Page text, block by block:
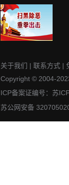
关于我们 | 联系方式|
Copyright © 2004-
ICP备案证编号：苏
苏公网安备